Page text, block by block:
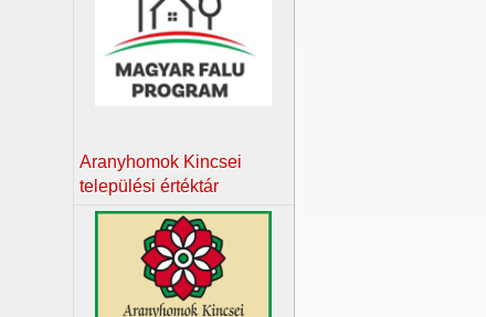
Aranyhomok Kincsei
települési értéktár